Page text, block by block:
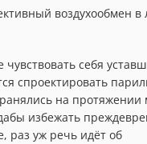
воздухообмен в
чувствовать себя
спроектировать
на протяжении
избежать
раз уж речь идёт об